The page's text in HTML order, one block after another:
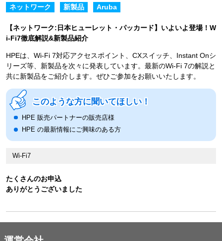
たくさんのお申込
ありがとうございました
ネットワーク 新製品 Aruba
【ネットワーク:日本ヒューレット・パッカード】いよいよ登場！W
i-Fi7徹底解説&新製品紹介
HPEは、Wi-Fi 7対応アクセスポイント、CXスイッチ、Instant Onシ
リーズ等、新製品を次々に発表しています。最新のWi-Fi 7の解説と
共に新製品をご紹介します。ぜひご参加をお願いいたします。
このような方に聞いてほしい！
HPE 販売パートナーの販売店様
HPE の最新情報にご興味のある方
Wi-Fi7